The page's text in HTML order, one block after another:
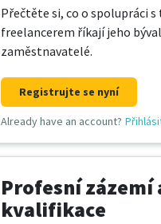
Přečtěte si, co o spolupráci
freelancerem říkají jeho
zaměstnavatelé.
Registrujte se nyní
Already have an account?
Profesní zázemí
kvalifikace